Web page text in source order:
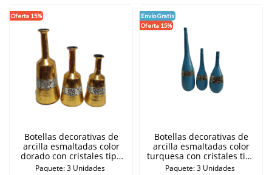
Oferta 15%
Botellas decorativas de
arcilla esmaltadas color
dorado con cristales tipo
espejo.
Paquete: 3 Unidades
Envío Gratis
Oferta 15%
Botellas decorativas de
arcilla esmaltadas color
turquesa con cristales tipo
espejo.
Paquete: 3 Unidades